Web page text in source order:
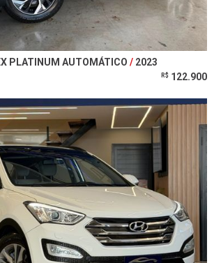
PLATINUM AUTOMÁTICO 2023
R$ 122.900